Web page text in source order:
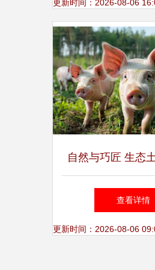
更新时间：2026-08-06
自然与巧匠 生态
与工艺品的艺
查看详情
更新时间：2026-08-06